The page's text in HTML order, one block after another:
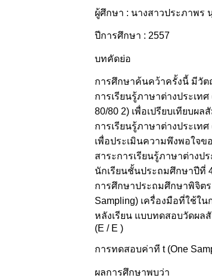
ผู้ศึกษา : นางสาวประภาพร
ปีการศึกษา : 2557
บทคัดย่อ
การศึกษาค้นคว้าครั้งนี้ มีวัต
การเรียนรู้ภาษาต่างประเ
80/80 2) เพื่อเปรียบเทียบผ
การเรียนรู้ภาษาต่างประเ
เพื่อประเมินความพึงพอใจ
สาระการเรียนรู้ภาษาต่าง
นักเรียนชั้นประถมศึกษาปีที่
การศึกษาประถมศึกษาพิจิตร
Sampling) เครื่องมือที่ใช้ใ
หลังเรียน แบบทดสอบวัดผล
(E / E )
การทดสอบค่าที t (One
ผลการศึกษาพบว่า